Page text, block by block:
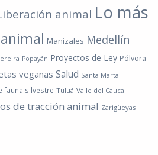
animal Lo más
Manizales Medellín
Popayán Proyectos de Ley Pólvora
veganas Salud Santa Marta
fauna silvestre Tuluá Valle del Cauca
de tracción animal Zarigüeyas